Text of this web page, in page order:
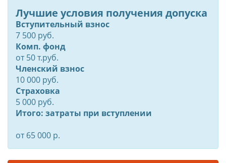
Лучшие условия получения допуска
Вступительный взнос
7 500 руб.
Комп. фонд
от50т.руб.
Членский взнос
10 000 руб.
Страховка
5 000 руб.
Итого: затраты при вступлении
от 65 000 р.